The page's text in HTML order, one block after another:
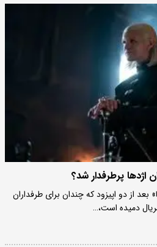
پرطرفدار شد؟
از دو اپیزود که چندان برای طرفداران
دمیده است،…